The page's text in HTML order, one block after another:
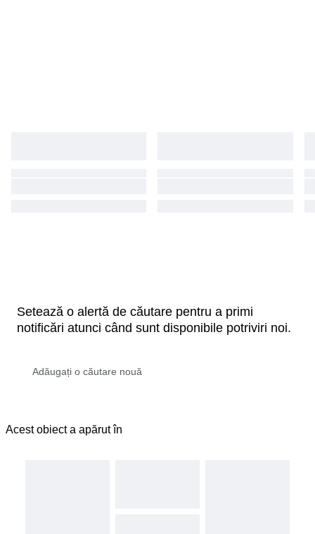
Setează o alertă de căutare pentru a primi
notificări atunci când sunt disponibile potriviri noi.
Acest obiect a apărut în